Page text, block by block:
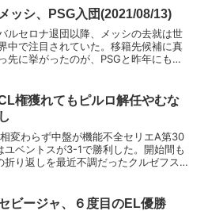
メッシ、PSG入団(2021/08/13)
ルセロナ退団以降、メッシの去就は世
中で注目されていた。移籍先候補に真
っ先に挙がったのが、PSGと昨年にも噂
ーユナイテッドなどが移籍先候補とし
て名前が挙げられていた...
権獲れてもピルロ解任やむな
し
変わらず中盤が機能不全セリエA第30
ベントスが3-1で勝利した。開始間も
り返しを最近不調だったクルゼフスキ
ビージャ、６度目のEL優勝